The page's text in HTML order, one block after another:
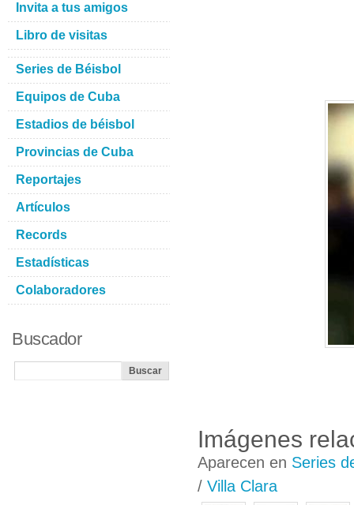
Imágenes
Aparecen en Series
/ Villa Clara
Invita a tus amigos
Libro de visitas
Series de Béisbol
Equipos de Cuba
Estadios de béisbol
Provincias de Cuba
Reportajes
Artículos
Records
Estadísticas
Colaboradores
Buscador